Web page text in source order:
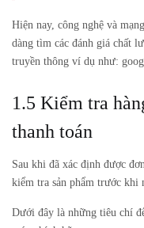
Hiện nay, công nghệ và
dàng tìm các đánh giá chất
truyền thông ví dụ như:
1.5 Kiểm tra
thanh toán
Sau khi đã xác định được
kiểm tra sản phẩm trước khi
Dưới đây là những tiêu chí